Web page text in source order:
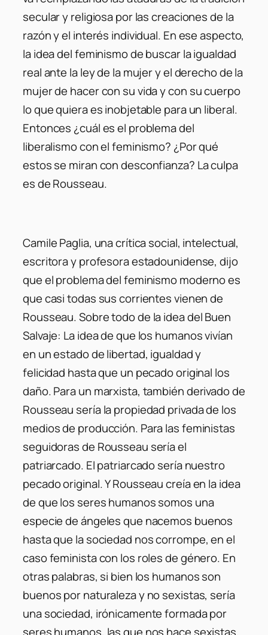
secular y religiosa por las creaciones de la
razón y el interés individual. En ese aspecto,
la idea del feminismo de buscar la igualdad
real ante la ley de la mujer y el derecho de la
mujer de hacer con su vida y con su cuerpo
lo que quiera es inobjetable para un liberal.
Entonces ¿cuál es el problema del
liberalismo con el feminismo? ¿Por qué
estos se miran con desconfianza? La culpa
es de Rousseau.
Camile Paglia, una crítica social, intelectual,
escritora y profesora estadounidense, dijo
que el problema del feminismo moderno es
que casi todas sus corrientes vienen de
Rousseau. Sobre todo de la idea del Buen
Salvaje: La idea de que los humanos vivían
en un estado de libertad, igualdad y
felicidad hasta que un pecado original los
daño. Para un marxista, también derivado de
Rousseau sería la propiedad privada de los
medios de producción. Para las feministas
seguidoras de Rousseau sería el
patriarcado. El patriarcado sería nuestro
pecado original. Y Rousseau creía en la idea
de que los seres humanos somos una
especie de ángeles que nacemos buenos
hasta que la sociedad nos corrompe, en el
caso feminista con los roles de género. En
otras palabras, si bien los humanos son
buenos por naturaleza y no sexistas, sería
una sociedad, irónicamente formada por